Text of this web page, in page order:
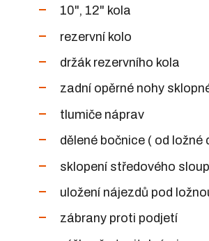
10", 12" kola
rezervní kolo
držák rezervního kola
zadní opěrné nohy
tlumiče náprav
dělené bočnice ( od
sklopení středového
uložení nájezdů pod
zábrany proti podjetí